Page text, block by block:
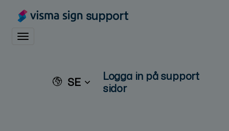
support
Toggle navigation
SE
Logga in på support
sidor